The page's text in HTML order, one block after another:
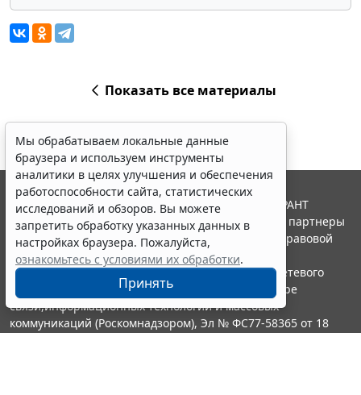
Показать все материалы
Мы обрабатываем локальные данные
браузера и используем инструменты
аналитики в целях улучшения и обеспечения
работоспособности сайта, статистических
исследований и обзоров. Вы можете
запретить обработку указанных данных в
настройках браузера. Пожалуйста,
ознакомьтесь с условиями их обработки.
Принять
© ООО "НПП "ГАРАНТ-СЕРВИС", 2026. Система ГАРАНТ
выпускается с 1990 года. Компания "Гарант" и ее партнеры
являются участниками Российской ассоциации правовой
информации ГАРАНТ.
Портал ГАРАНТ.РУ зарегистрирован в качестве сетевого
издания Федеральной службой по надзору в сфере
связи,информационных технологий и массовых
коммуникаций (Роскомнадзором), Эл № ФС77-58365 от 18